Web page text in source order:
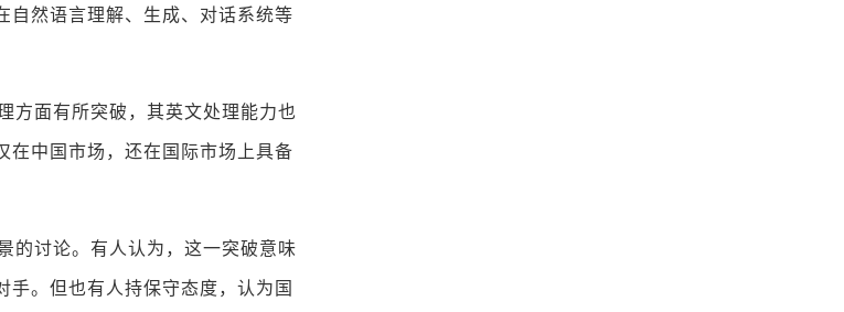
自然语言理解、生成、对话系统等
方面有所突破，其英文处理能力也
在中国市场，还在国际市场上具备
的讨论。有人认为，这一突破意味
。但也有人持保守态度，认为国